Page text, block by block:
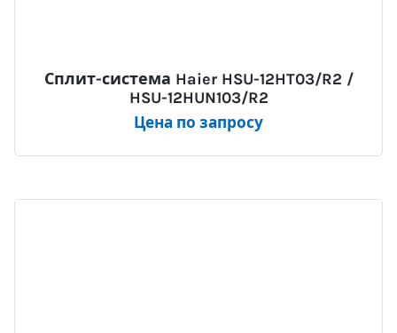
Сплит-система Haier HSU-12HT03/R2 /
HSU-12HUN103/R2
Цена по запросу